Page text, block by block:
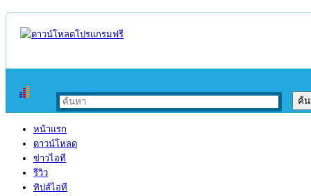
หน้าแรก
ดาวน์โหลด
ข่าวไอที
รีวิว
ทิปส์ไอที